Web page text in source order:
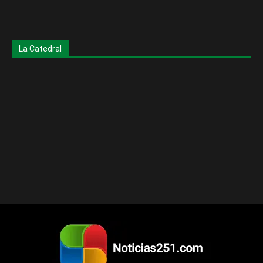
La Catedral